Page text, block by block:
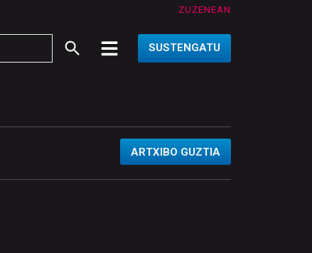
ZUZENEAN
SUSTENGATU
ARTXIBO GUZTIA